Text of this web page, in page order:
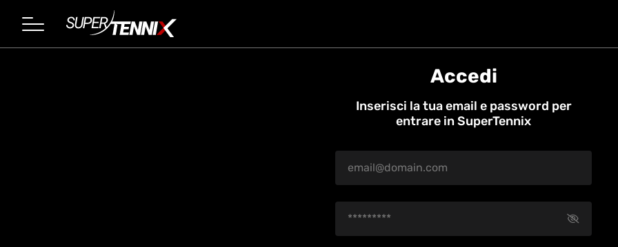
Accedi
Inserisci la tua email e password per
entrare in SuperTennix